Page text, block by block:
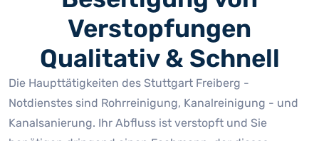
Verstopfungen
Qualitativ & Schnell
Die Haupttätigkeiten des Stuttgart Freiberg -
Notdienstes sind Rohrreinigung, Kanalreinigung - und
Kanalsanierung. Ihr Abfluss ist verstopft und Sie